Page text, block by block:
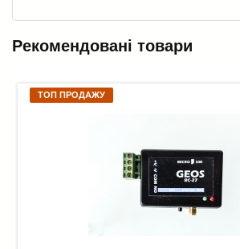
Рекомендовані товари
ТОП ПРОДАЖУ